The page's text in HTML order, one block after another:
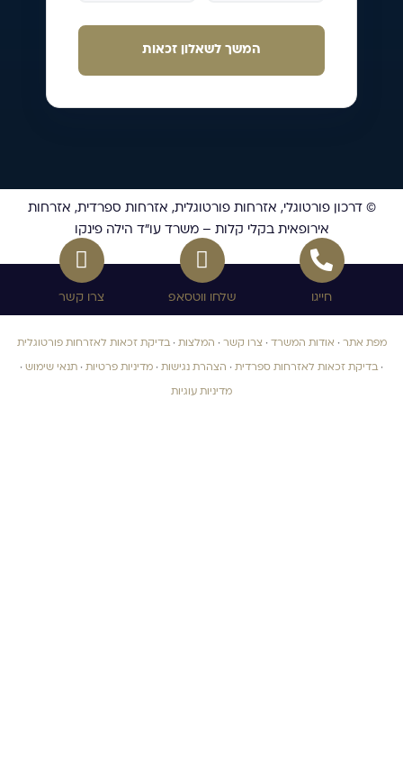
המשך לשאלון זכאות
© דרכון פורטוגלי, אזרחות פורטוגלית, אזרחות ספרדית, אזרחות
אירופאית בקלי קלות – משרד עו”ד הילה פינקו
חייגו שלחו ווטסאפ צרו קשר
מפת אתר · אודות המשרד · צרו קשר · המלצות · בדיקת זכאות לאזרחות פורטוגלית
· בדיקת זכאות לאזרחות ספרדית · הצהרת נגישות · מדיניות פרטיות · תנאי שימוש ·
מדיניות עוגיות